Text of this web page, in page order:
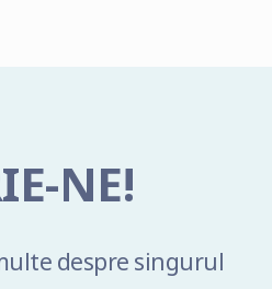
NE!
despre singurul